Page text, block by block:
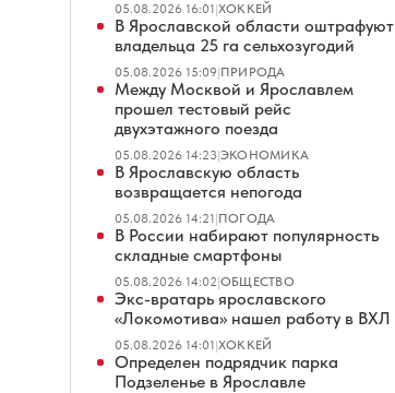
05.08.2026 16:01|ХОККЕЙ
В Ярославской области оштрафуют
владельца 25 га сельхозугодий
05.08.2026 15:09|ПРИРОДА
Между Москвой и Ярославлем
прошел тестовый рейс
двухэтажного поезда
05.08.2026 14:23|ЭКОНОМИКА
В Ярославскую область
возвращается непогода
05.08.2026 14:21|ПОГОДА
В России набирают популярность
складные смартфоны
05.08.2026 14:02|ОБЩЕСТВО
Экс-вратарь ярославского
«Локомотива» нашел работу в ВХЛ
05.08.2026 14:01|ХОККЕЙ
Определен подрядчик парка
Подзеленье в Ярославле